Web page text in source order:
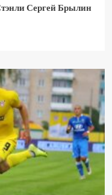
Сергей Брылин